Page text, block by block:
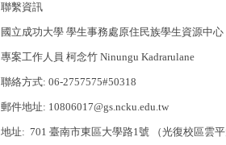
聯繫資訊
國立成功大學 學生事務處原住民族學生資源中心
專案工作人員 柯念竹 Ninungu Kadrarulane
聯絡方式: 06-2757575#50318
郵件地址: 10806017@gs.ncku.edu.tw
地址: 701 臺南市東區大學路1號 （光復校區雲平